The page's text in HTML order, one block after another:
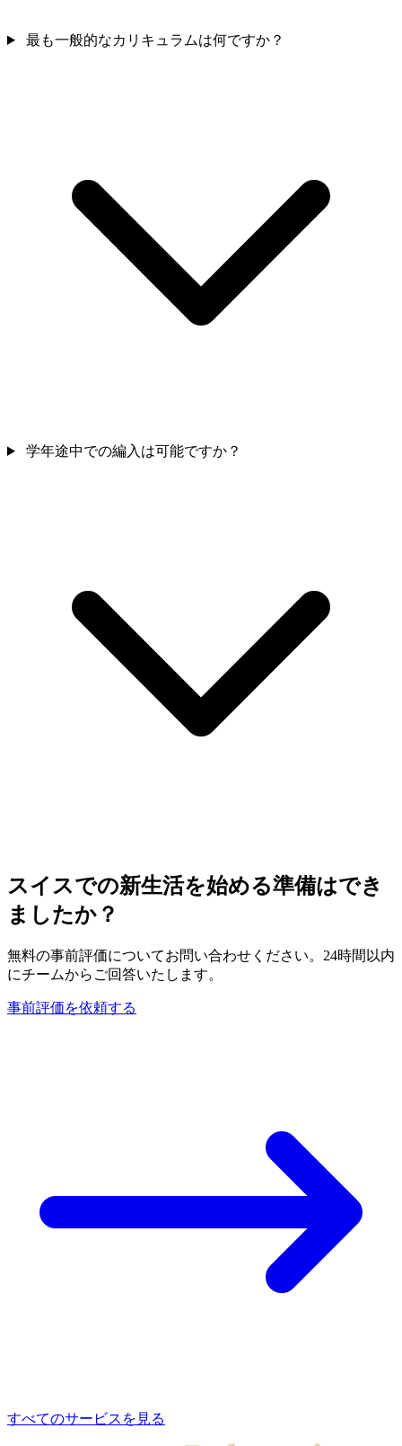
最も一般的なカリキュラムは何ですか？
学年途中での編入は可能ですか？
スイスでの新生活を始める準備はでき
ましたか？
無料の事前評価についてお問い合わせください。24時間以内
にチームからご回答いたします。
事前評価を依頼する
すべてのサービスを見る